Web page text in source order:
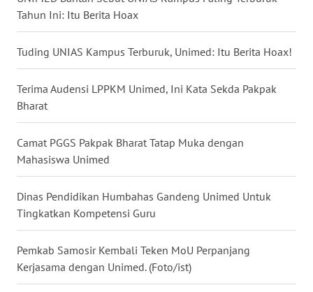
Tahun Ini: Itu Berita Hoax
Tuding UNIAS Kampus Terburuk, Unimed: Itu Berita Hoax!
Terima Audensi LPPKM Unimed, Ini Kata Sekda Pakpak
Bharat
Camat PGGS Pakpak Bharat Tatap Muka dengan
Mahasiswa Unimed
Dinas Pendidikan Humbahas Gandeng Unimed Untuk
Tingkatkan Kompetensi Guru
Pemkab Samosir Kembali Teken MoU Perpanjang
Kerjasama dengan Unimed. (Foto/ist)
LANGKAT
WN
LESUNG
KARO
WN
SIMALUNGUN
WN